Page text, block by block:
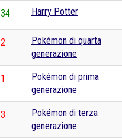
34 Harry Potter
2
Pokémon di quarta
generazione
1
Pokémon di prima
generazione
3
Pokémon di terza
generazione